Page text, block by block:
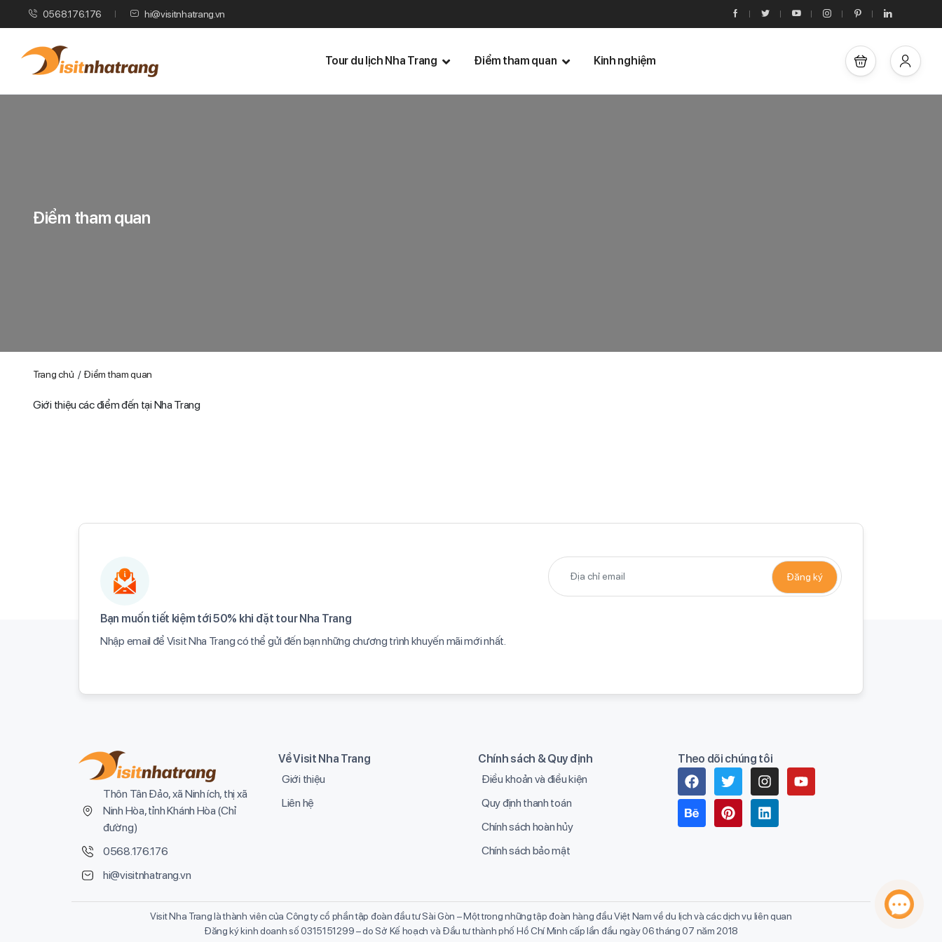
0568.176.176 hi@visitnhatrang.vn
Tour du lịch Nha Trang Điểm tham quan Kinh nghiệm
Điểm tham quan
Trang chủ Điểm tham quan
Giới thiệu các điểm đến tại Nha Trang
Bạn muốn tiết kiệm tới 50% khi đặt tour Nha Trang​
Nhập email để Visit Nha Trang có thể gửi đến bạn những chương trình khuyến mãi mới nhất.​
Thôn Tân Đảo, xã Ninh ích, thị xã
Ninh Hòa, tỉnh Khánh Hòa (Chỉ
đường)
0568.176.176
hi@visitnhatrang.vn
Về Visit Nha Trang
Giới thiệu
Liên hệ
Chính sách & Quy định
Điều khoản và điều kiện
Quy định thanh toán
Chính sách hoàn hủy
Chính sách bảo mật
Theo dõi chúng tôi
Visit Nha Trang là thành viên của Công ty cổ phần tập đoàn đầu tư Sài Gòn – Một trong những tập đoàn hàng đầu Việt Nam về du lịch và các dịch vụ liên quan
Đăng ký kinh doanh số 0315151299 – do Sở Kế hoạch và Đầu tư thành phố Hồ Chí Minh cấp lần đầu ngày 06 tháng 07 năm 2018